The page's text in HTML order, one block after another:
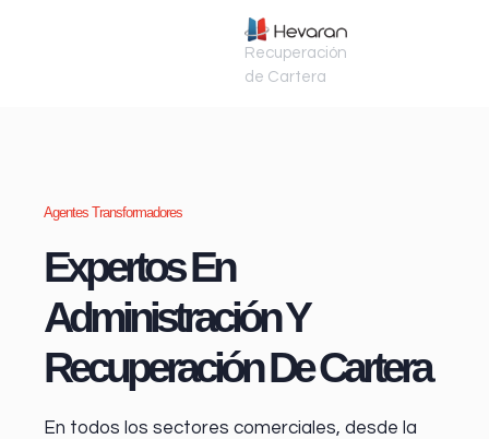
Recuperación
de Cartera
Agentes Transformadores
Expertos En
Administración Y
Recuperación De Cartera
En todos los sectores comerciales, desde la